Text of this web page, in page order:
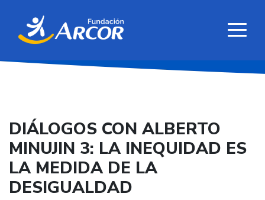
DIÁLOGOS CON ALBERTO
MINUJIN 3: LA INEQUIDAD ES
LA MEDIDA DE LA
DESIGUALDAD